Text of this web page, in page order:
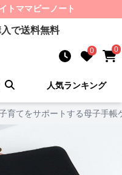
ト ママビーノート
で送料無料
0 0
人気ランキング
育てをサポートする母子手帳